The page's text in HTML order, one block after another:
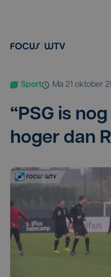
Sport ma 21 oktober
“PSG is
hoger dan